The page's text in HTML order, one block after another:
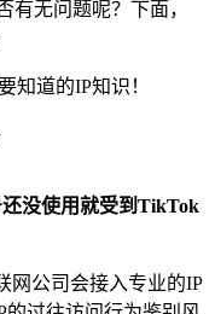
有无问题呢？下面，
没使用就受到TikTok
网公司会接入专业的IP